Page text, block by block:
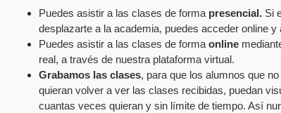
Puedes asistir a las clases de forma presencial. Si
desplazarte a la academia, puedes acceder online
Puedes asistir a las clases de formaonline
real, a través de nuestra plataforma virtual.
Grabamos las clases, para que los alumnos que
quieran volver a ver las clases recibidas, puedan
cuantas veces quieran y sin límite de tiempo. Así